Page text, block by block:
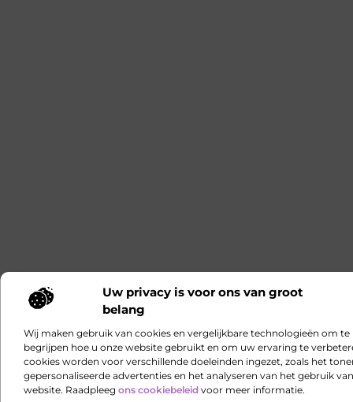
Uw privacy is voor ons van groot
belang
Wij maken gebruik van cookies en vergelijkbare technologieën om te
begrijpen hoe u onze website gebruikt en om uw ervaring te
cookies worden voor verschillende doeleinden ingezet, zoals het
gepersonaliseerde advertenties en het analyseren van het gebruik
website. Raadpleeg ons cookiebeleid voor meer informatie.